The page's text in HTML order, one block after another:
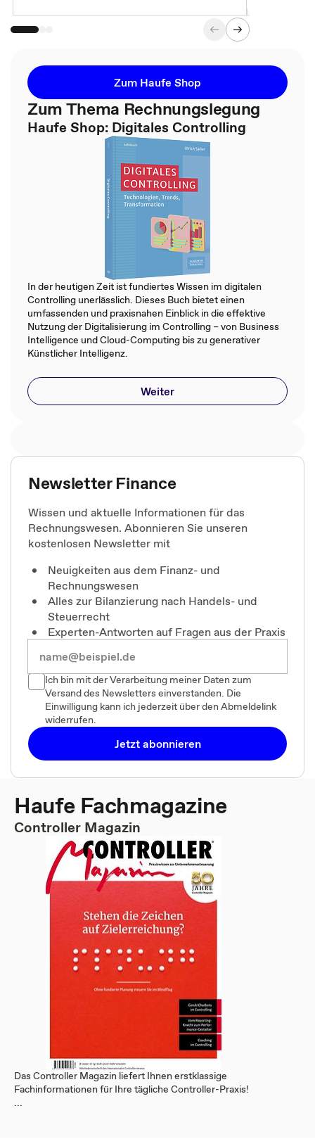
Zum Haufe Shop
Zum Thema Rechnungslegung
Haufe Shop: Digitales Controlling
In der heutigen Zeit ist fundiertes Wissen im digitalen
Controlling unerlässlich. Dieses Buch bietet einen
umfassenden und praxisnahen Einblick in die effektive
Nutzung der Digitalisierung im Controlling – von Business
Intelligence und Cloud-Computing bis zu generativer
Künstlicher Intelligenz.
Weiter
Newsletter Finance
Wissen und aktuelle Informationen für das
Rechnungswesen. Abonnieren Sie unseren
kostenlosen Newsletter mit
Neuigkeiten aus dem Finanz- und
Rechnungswesen
Alles zur Bilanzierung nach Handels- und
Steuerrecht
Experten-Antworten auf Fragen aus der Praxis
Ich bin mit der Verarbeitung meiner Daten zum
Versand des Newsletters einverstanden. Die
Einwilligung kann ich jederzeit über den Abmeldelink
widerrufen.
Jetzt abonnieren
Haufe Fachmagazine
Controller Magazin
Das Controller Magazin liefert Ihnen erstklassige
Fachinformationen für Ihre tägliche Controller-Praxis!
...